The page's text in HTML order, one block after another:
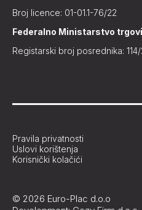
Broj licence: 01-01.1-76/22
Federalno Ministarstvo
Registarski broj posrednika:
© 2026 Euro-Plac d.o.o
Pravila privatnosti
Uslovi korištenja
Korisnički kolačići